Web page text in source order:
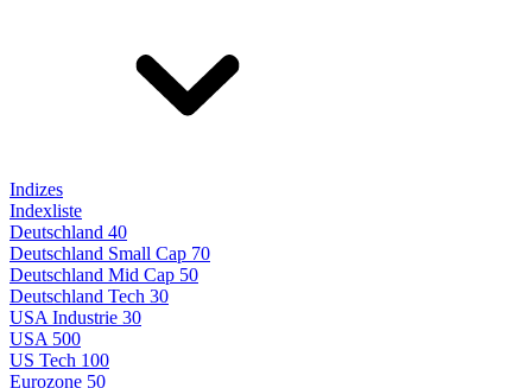
Indizes
Indexliste
Deutschland 40
Deutschland Small Cap 70
Deutschland Mid Cap 50
Deutschland Tech 30
USA Industrie 30
USA 500
US Tech 100
Eurozone 50